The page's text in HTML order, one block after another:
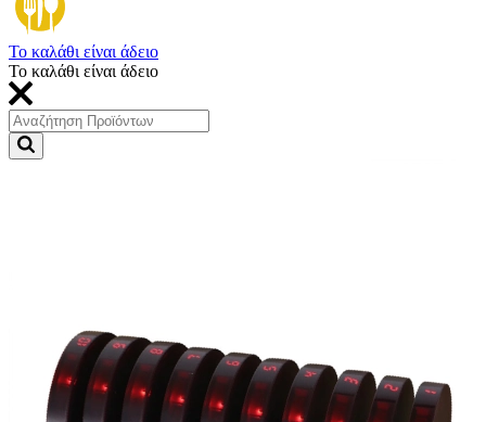
Το καλάθι είναι άδειο
Το καλάθι είναι άδειο